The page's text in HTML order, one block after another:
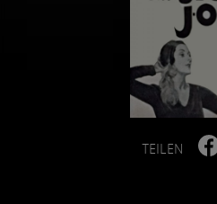
TEILEN